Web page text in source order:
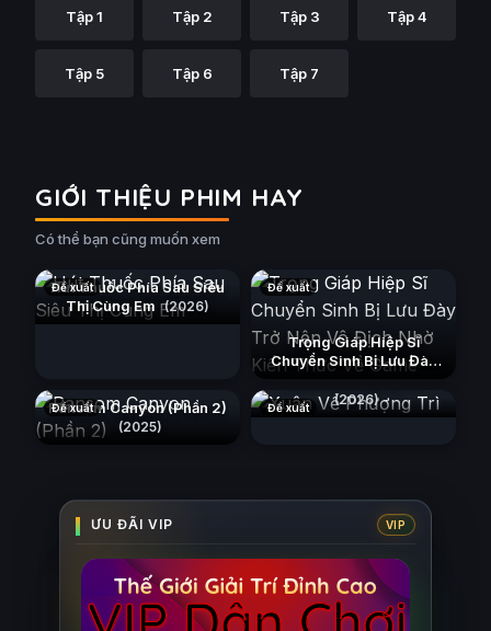
Tập 1 Tập 2 Tập 3 Tập 4
Tập 5 Tập 6 Tập 7
GIỚI THIỆU PHIM HAY
Có thể bạn cũng muốn xem
Đề xuất
Hút Thuốc Phía Sau Siêu
Thị Cùng Em (2026)
Đề xuất
Trọng Giáp Hiệp Sĩ
Chuyển Sinh Bị Lưu Đày
Thức Về Game (2026)
Đề xuất
Ransom Canyon (Phần 2)
(2025)
Đề xuất (2026)